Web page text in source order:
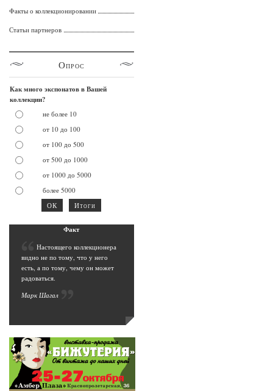
Факты о коллекционировании
Статьи партнеров
Опрос
Как много экспонатов в Вашей
коллекции?
не более 10
от 10 до 100
от 100 до 500
от 500 до 1000
от 1000 до 5000
более 5000
Факт
Настоящего коллекционера
видно не по тому, что у него
есть, а по тому, чему он может
радоваться.
Марк Шагал